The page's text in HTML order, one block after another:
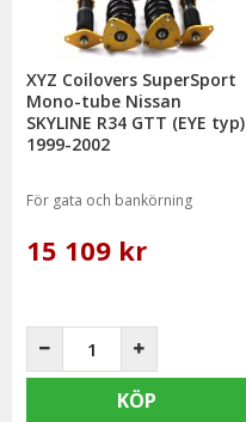
XYZ Coilovers SuperSport
Mono-tube Nissan
SKYLINE R34 GTT (EYE typ)
1999-2002
För gata och bankörning
15 109 kr
KÖP